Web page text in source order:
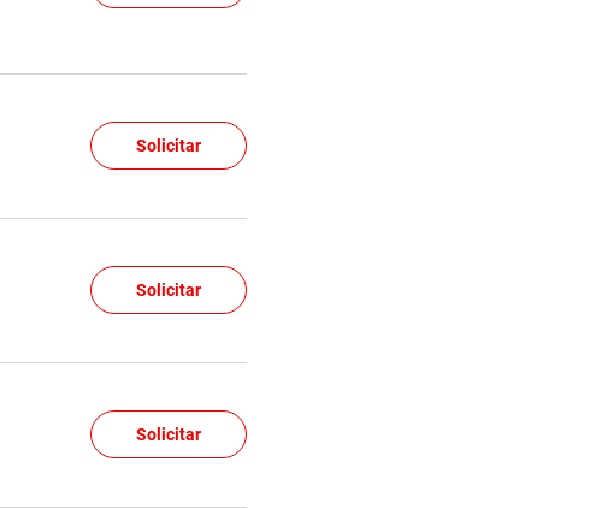
Solicitar
Solicitar
Solicitar